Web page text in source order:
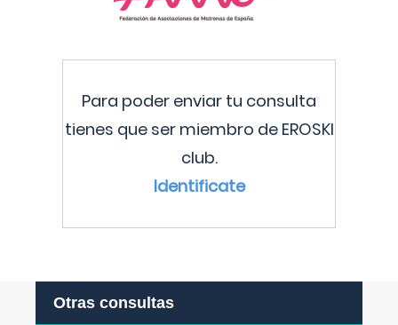
Para poder enviar tu consulta
tienes que ser miembro de EROSKI
club.
Identificate
Otras consultas